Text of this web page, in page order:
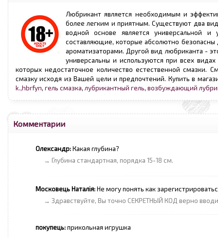
Любрикант является необходимым и
более легким и приятным. Существуют два
водной основе является универсальной и
составляющие, которые абсолютно
ароматизаторами. Другой вид любриканта -
универсальны и используются при всех
которых недостаточное количество естественной смазки.
смазку исходя из Вашей цели и предпочтений. Купить в
k.,hbrfyn, гель смазка, лубрикантный гель, возбуждающий
Комментарии
Олександр:Какая глубина?
→ Глубина стандартная, порядка 15-18 см.
Московець Наталія:Не могу понять как
→ Здравствуйте, Вы точно СЕКРЕТНЫЙ КОД верно
покупець:прикольная игрушка